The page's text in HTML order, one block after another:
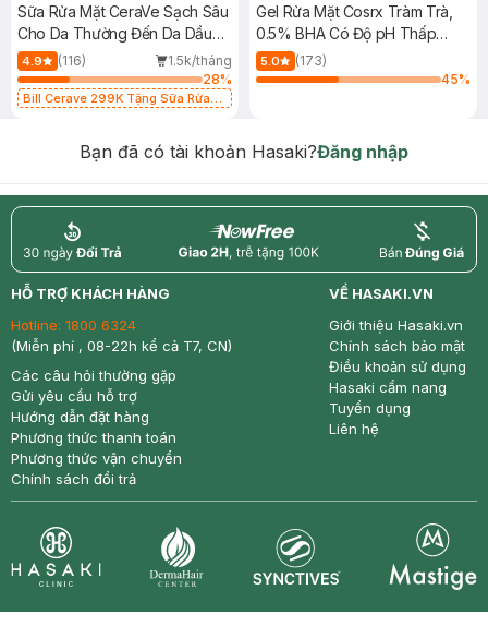
Sữa Rửa Mặt CeraVe Sạch Sâu
Cho Da Thường Đến Da Dầu
473ml
4.9 (116)
1.5k/tháng
28%
Bill Cerave 299K Tặng Sữa Rửa
Gel Rửa Mặt Cosrx Tràm Trà,
0.5% BHA Có Độ pH Thấp
150ml
5.0
(173)
45%
Bạn đã có tài khoản Hasaki?Đăng nhập
return nowfree price
HỖ TRỢ KHÁCH HÀNG
Hotline: 1800 6324
(Miễn phí , 08-22h kể cả T7, CN)
Các câu hỏi thường gặp
Gửi yêu cầu hỗ trợ
Hướng dẫn đặt hàng
Phương thức thanh toán
Phương thức vận chuyển
Chính sách đổi trả
VỀ HASAKI.VN
Giới thiệu Hasaki.vn
Chính sách bảo mật
Điều khoản sử dụng
Hasaki cẩm nang
Tuyển dụng
Liên hệ